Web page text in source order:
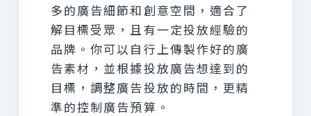
多的廣告細節和創意空間，適合了
解目標受眾，且有一定投放經驗的
品牌。你可以自行上傳製作好的廣
告素材，並根據投放廣告想達到的
目標，調整廣告投放的時間，更精
準的控制廣告預算。